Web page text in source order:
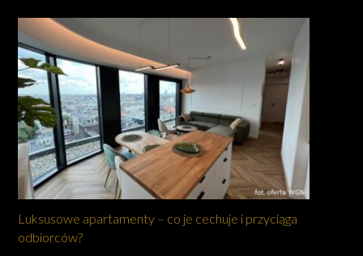
Luksusowe apartamenty – co je cechuje i przyciąga
odbiorców?